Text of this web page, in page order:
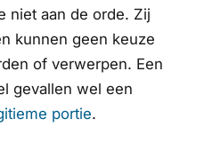
niet aan de orde. Zij
kunnen geen keuze
of verwerpen. Een
gevallen wel een
portie.